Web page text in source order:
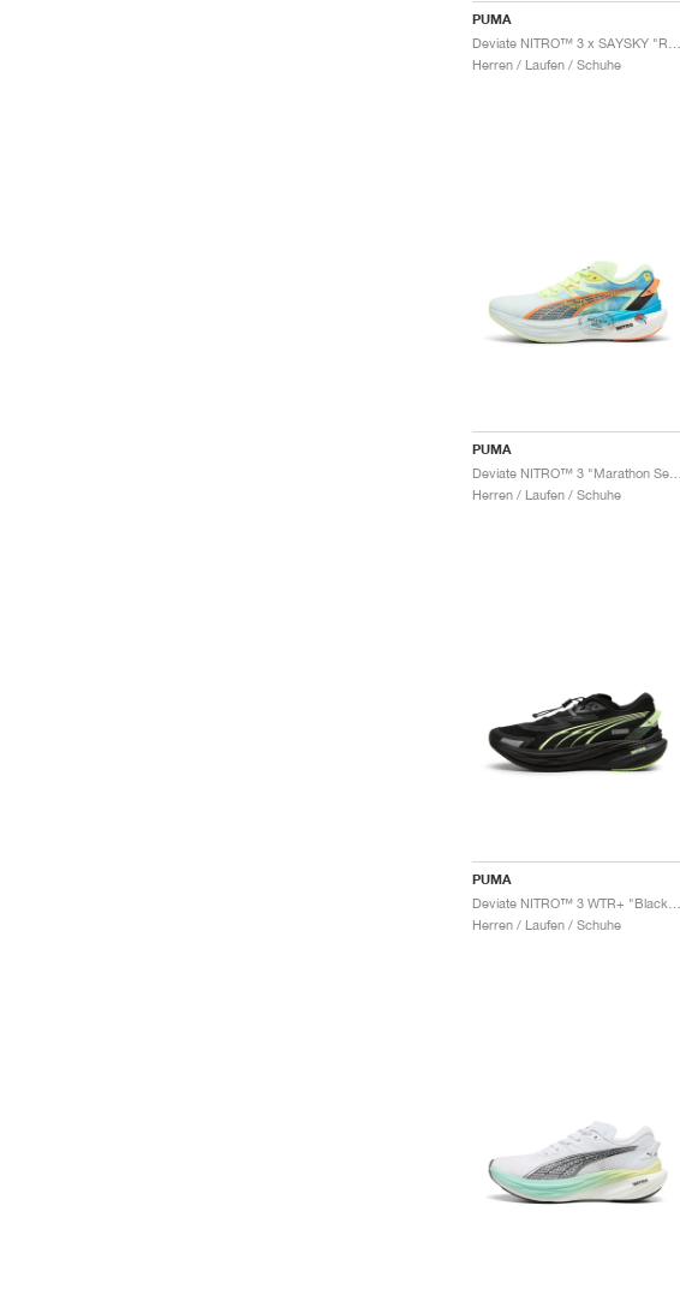
PUMA
Herren / Laufen / Schuhe
PUMA
Herren / Laufen / Schuhe
PUMA
Herren / Laufen / Schuhe